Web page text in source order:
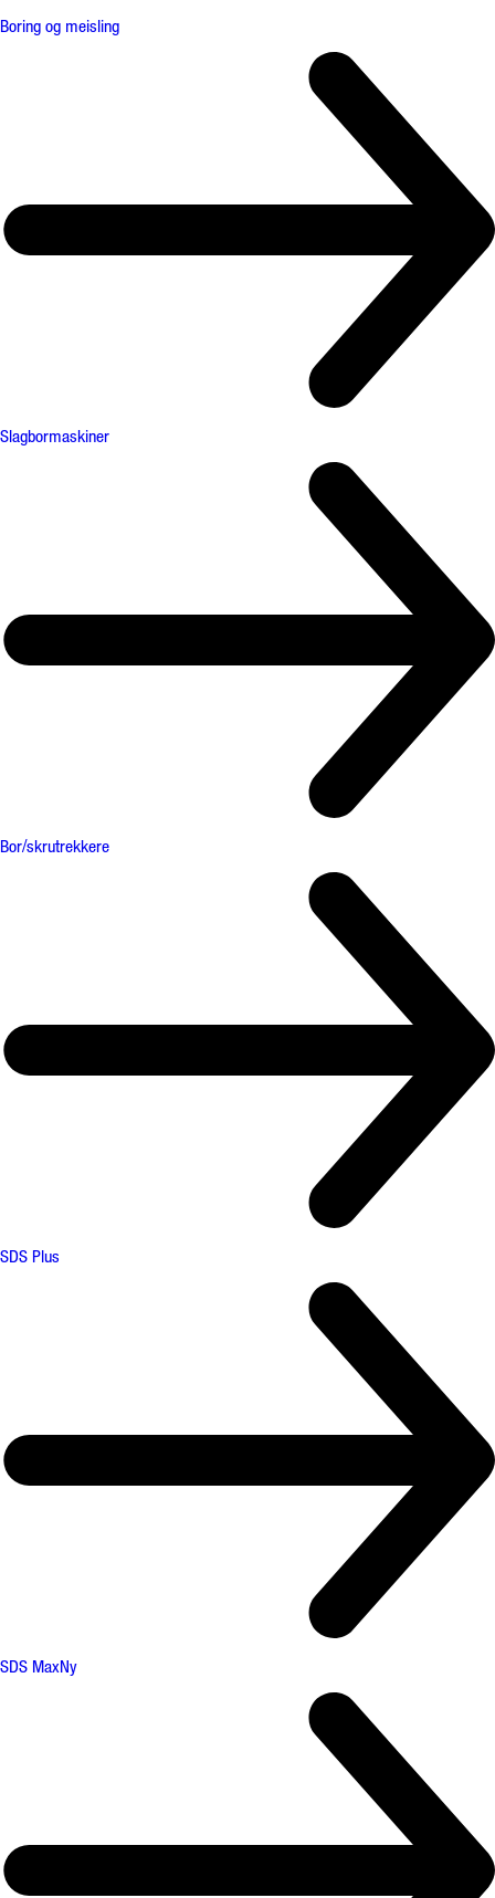
Boring og meisling
Slagbormaskiner
Bor/skrutrekkere
SDS Plus
SDS MaxNy